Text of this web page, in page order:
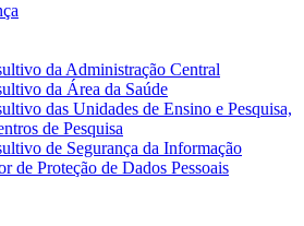
da Administração Central
da Área da Saúde
das Unidades de Ensino e Pesquisa,
de Pesquisa
de Segurança da Informação
de Proteção de Dados Pessoais